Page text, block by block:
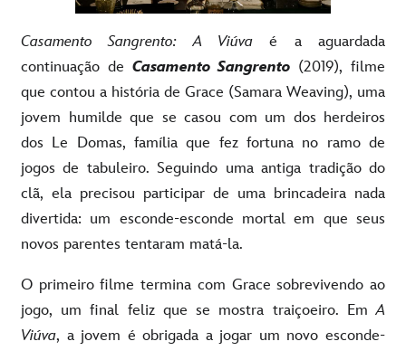
Casamento Sangrento: A Viúva é a aguardada
continuação de Casamento Sangrento (2019), filme
que contou a história de Grace (Samara Weaving), uma
jovem humilde que se casou com um dos herdeiros
dos Le Domas, família que fez fortuna no ramo de
jogos de tabuleiro. Seguindo uma antiga tradição do
clã, ela precisou participar de uma brincadeira nada
divertida: um esconde-esconde mortal em que seus
novos parentes tentaram matá-la.
O primeiro filme termina com Grace sobrevivendo ao
jogo, um final feliz que se mostra traiçoeiro. EmA
Viúva, a jovem é obrigada a jogar um novo esconde-